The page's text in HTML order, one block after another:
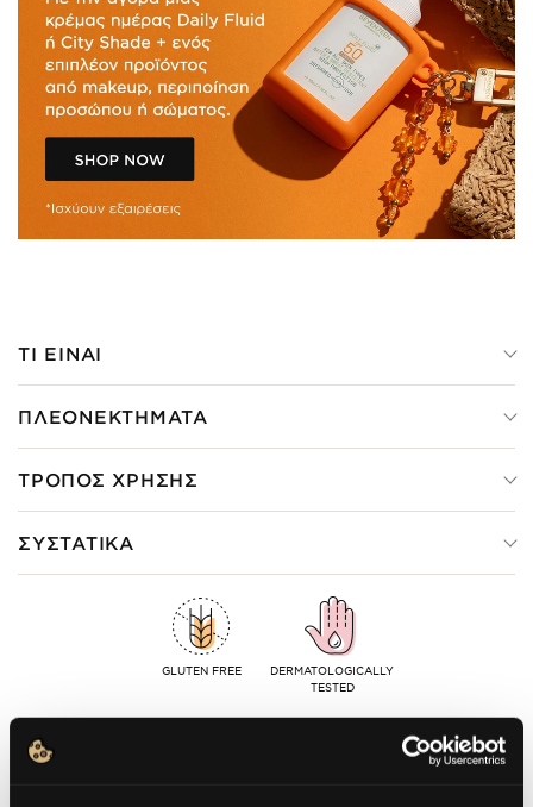
ΤΙ ΕΙΝΑΙ
ΠΛΕΟΝΕΚΤΗΜΑΤΑ
ΤΡΟΠΟΣ ΧΡΗΣΗΣ
ΣΥΣΤΑΤΙΚΑ
GLUTEN FREE
DERMATOLOGICALLY
TESTED